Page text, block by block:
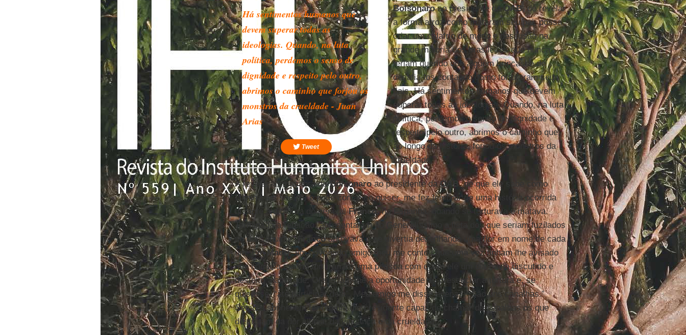
Há sentimentos humanos que
devem superar todas as
ideologias. Quando, na luta
política, perdemos o senso de
dignidade e respeito pelo outro,
abrimos o caminho que forjou os
monstros da crueldade - Juan
Arias
Tweet
Bolsonaroao presidente da OAB, de revelar
a forma atroz como mataram seu pai, possa
criar um calafrio de medo e desilusão na
grande maioria dos brasileiros que nunca
teriam querido que alguém brincasse de
desafiá-los contando como torturaram seus
pais. Há sentimentos humanos que devem
superar todas as ideologias. Quando, na luta
política, perdemos o senso de dignidade e
respeito pelo outro, abrimos o caminho que,
ao longo da história, forjou os monstros da
crueldade.
A revelação macabra deBolsonaroao presidente daOAB, de que ele sabe como
eliminaram seu pai e pode contar se quiser, me fez lembrar de uma história ocorrida
durante a ditadura do generalFranco, na Espanha, quando se torturava e matava.
Terminada a refeição, apresentaram ao Generalíssimo a lista dos que seriam fuzilados
no dia seguinte.Francoaprovava e se divertia desenhando uma flor em nome de cada
um. EmMadri, um advogado amigo meu me contou que uma vez tinham lhe avisado
que naquela manhã torturariam uma pessoa com quem ele um dia havia discutido e
desfeito a amizade. Ofereciam-lhe a oportunidade de presenciar a tortura e, se
quisesse, “até participar dela”. Meu amigo me disse apenas: “São uns canalhas.”
Sempre sonhei em ter um dia um presidente capaz de chamar de canalhas os que
desfrutam da dor alheia, da vingança e da crueldade.